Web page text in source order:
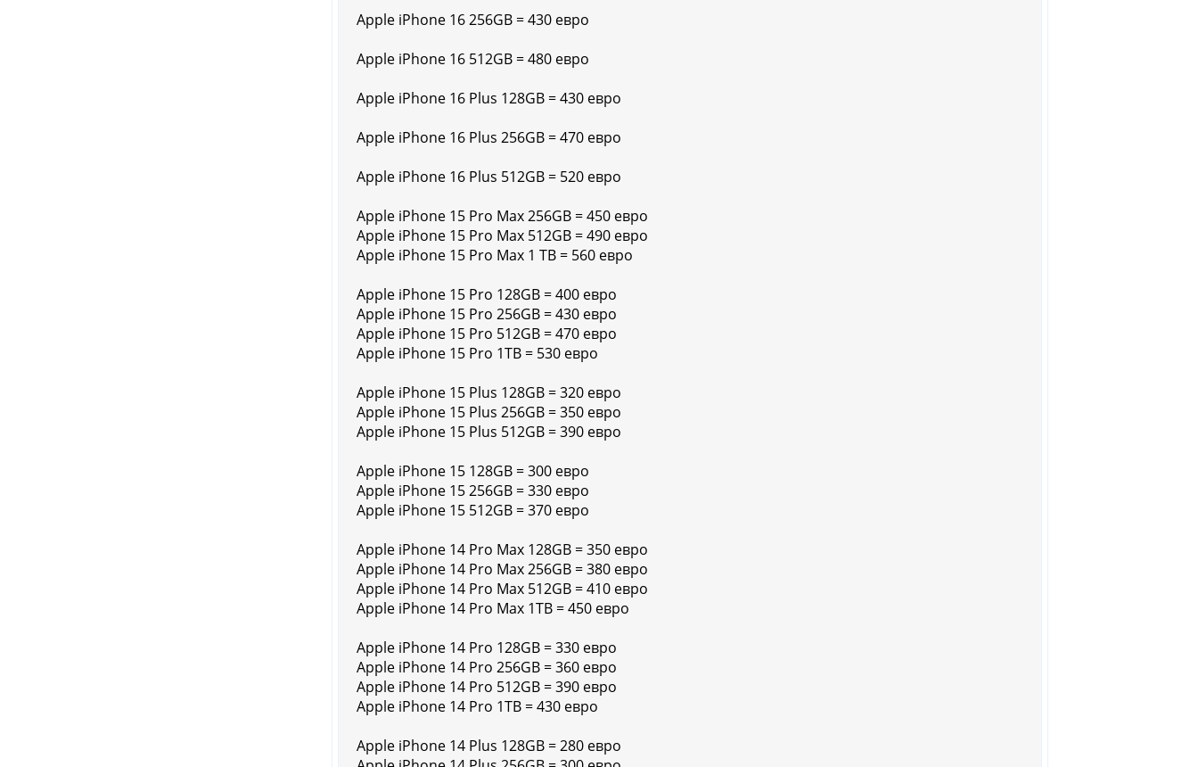
Apple iPhone 16 256GB = 430 евро
Apple iPhone 16 512GB = 480 евро
Apple iPhone 16 Plus 128GB = 430 евро
Apple iPhone 16 Plus 256GB = 470 евро
Apple iPhone 16 Plus 512GB = 520 евро
Apple iPhone 15 Pro Max 256GB = 450 евро
Apple iPhone 15 Pro Max 512GB = 490 евро
Apple iPhone 15 Pro Max 1 TB = 560 евро
Apple iPhone 15 Pro 128GB = 400 евро
Apple iPhone 15 Pro 256GB = 430 евро
Apple iPhone 15 Pro 512GB = 470 евро
Apple iPhone 15 Pro 1TB = 530 евро
Apple iPhone 15 Plus 128GB = 320 евро
Apple iPhone 15 Plus 256GB = 350 евро
Apple iPhone 15 Plus 512GB = 390 евро
Apple iPhone 15 128GB = 300 евро
Apple iPhone 15 256GB = 330 евро
Apple iPhone 15 512GB = 370 евро
Apple iPhone 14 Pro Max 128GB = 350 евро
Apple iPhone 14 Pro Max 256GB = 380 евро
Apple iPhone 14 Pro Max 512GB = 410 евро
Apple iPhone 14 Pro Max 1TB = 450 евро
Apple iPhone 14 Pro 128GB = 330 евро
Apple iPhone 14 Pro 256GB = 360 евро
Apple iPhone 14 Pro 512GB = 390 евро
Apple iPhone 14 Pro 1TB = 430 евро
Apple iPhone 14 Plus 128GB = 280 евро